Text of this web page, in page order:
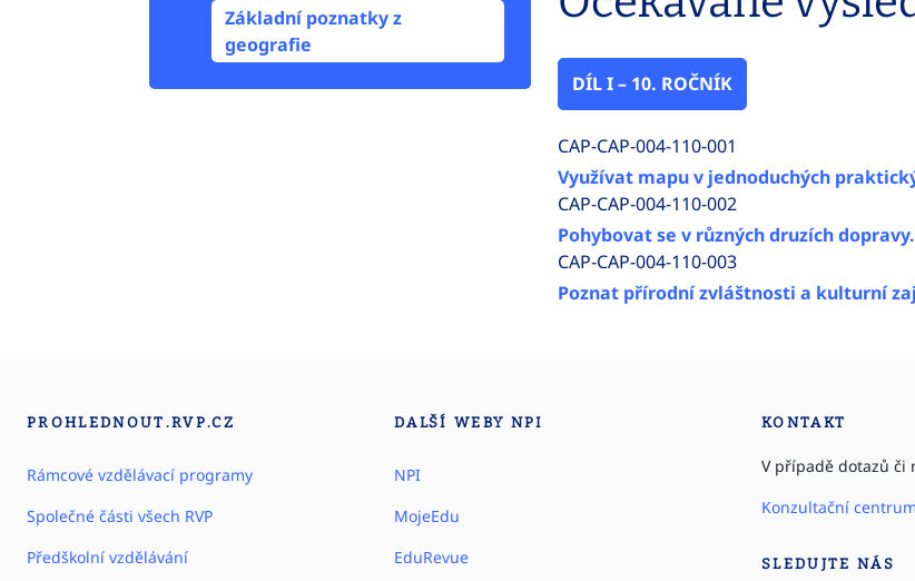
Základní poznatky z
geografie
DÍL I – 10. ROČNÍK
CAP-CAP-004-110-001
Využívat mapu v jednoduchých
CAP-CAP-004-110-002
Pohybovat se v různých druzích dopravy.
CAP-CAP-004-110-003
Poznat přírodní zvláštnosti a kulturní
PROHLEDNOUT.RVP.CZ
Rámcové vzdělávací programy
Společné části všech RVP
Předškolní vzdělávání
DALŠÍ WEBY NPI
NPI
MojeEdu
EduRevue
KONTAKT
V případě dotazů či
Konzultační
SLEDUJTE NÁS